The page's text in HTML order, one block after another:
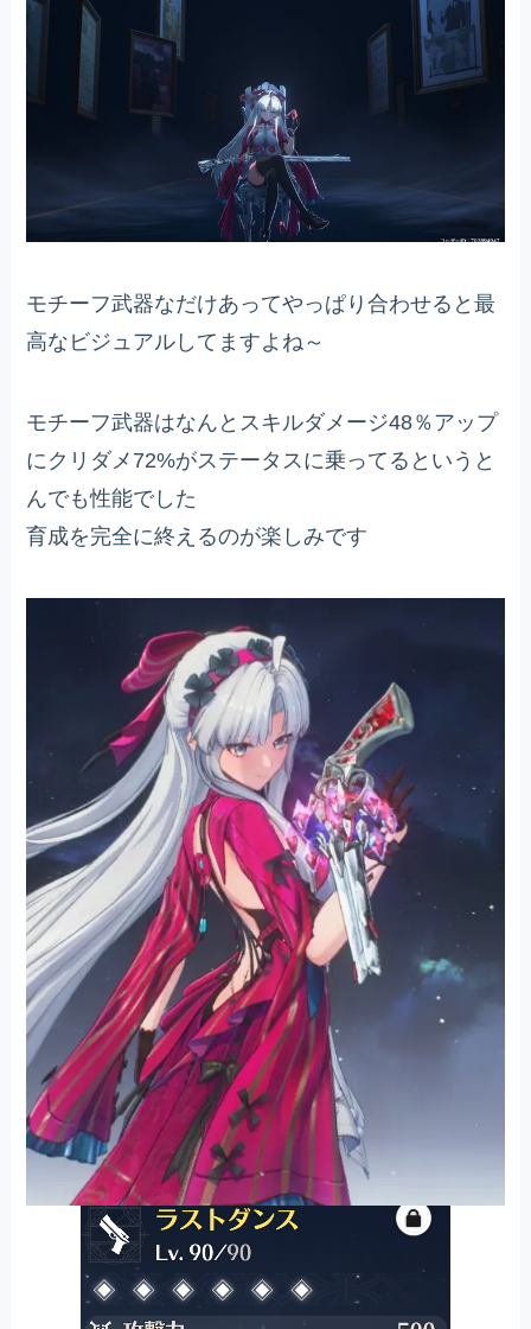
モチーフ武器なだけあってやっぱり合わせると最
高なビジュアルしてますよね～
モチーフ武器はなんとスキルダメージ48％アップ
にクリダメ72%がステータスに乗ってるというと
んでも性能でした
育成を完全に終えるのが楽しみです